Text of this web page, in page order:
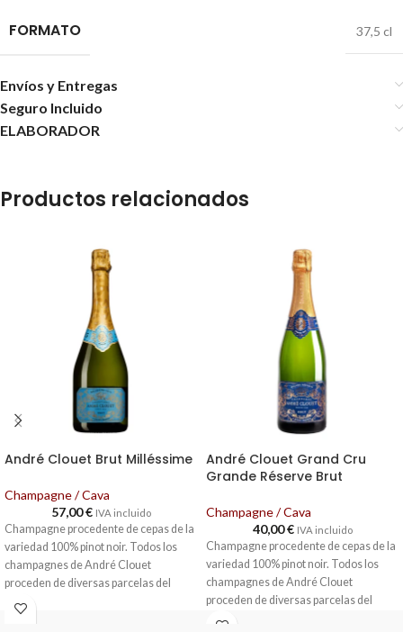
FORMATO 37,5 cl
Envíos y Entregas
Seguro Incluido
ELABORADOR
Productos relacionados
André Clouet Brut Milléssime
Champagne / Cava
57,00€ IVA incluido
Champagne procedente de cepas de la
variedad 100% pinot noir. Todos los
champagnes de André Clouet
proceden de diversas parcelas del
pueblo de Bouzy, todas ellas
André Clouet Grand Cru
Grande Réserve Brut
Champagne / Cava
40,00€ IVA incluido
Champagne procedente de cepas de la
variedad 100% pinot noir. Todos los
champagnes de André Clouet
proceden de diversas parcelas del
pueblo de Bouzy, todas ellas